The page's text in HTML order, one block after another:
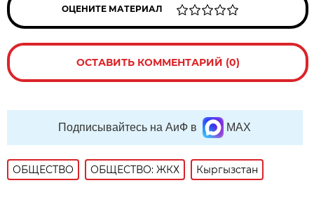
ОЦЕНИТЕ МАТЕРИАЛ
ОСТАВИТЬ КОММЕНТАРИЙ (0)
Подписывайтесь на АиФ в MAX
ОБЩЕСТВО ОБЩЕСТВО: ЖКХ Кыргызстан